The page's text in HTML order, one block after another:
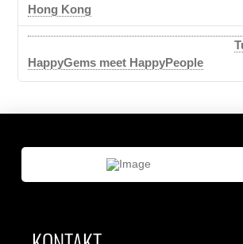
Hong Kong
HappyGems meet HappyPeople